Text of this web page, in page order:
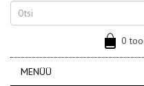
0
MENÜÜ